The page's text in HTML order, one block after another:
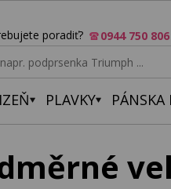
poradiť? 0944 750 806
PLAVKY PÁNSKA